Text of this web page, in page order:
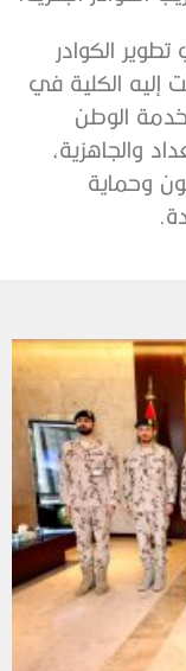
الكوادر
إليه الكلية في
خدمة الوطن
والجاهزية،
وحماية